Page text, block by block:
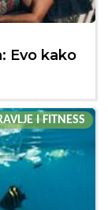
Evo kako
I FITNESS